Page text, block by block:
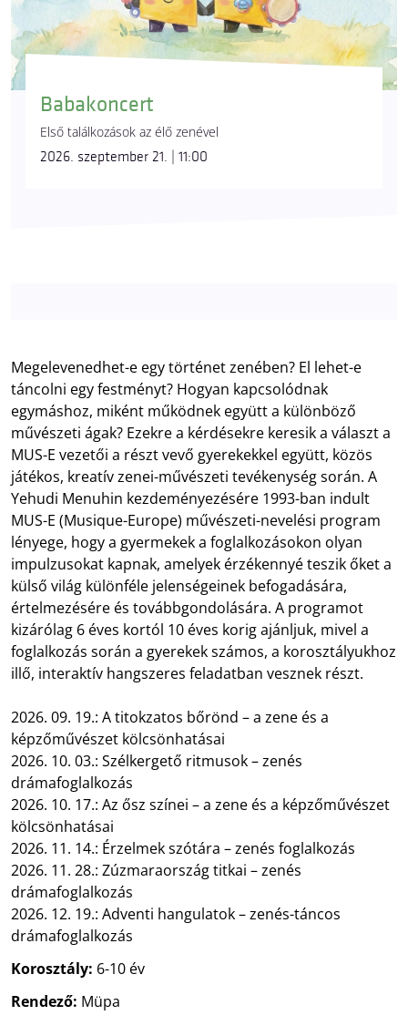
Babakoncert
Első találkozások az élő zenével
2026. szeptember 21. | 11:00
Megelevenedhet-e egy történet zenében? El lehet-e
táncolni egy festményt? Hogyan kapcsolódnak
egymáshoz, miként működnek együtt a különböző
művészeti ágak? Ezekre a kérdésekre keresik a választ a
MUS-E vezetői a részt vevő gyerekekkel együtt, közös
játékos, kreatív zenei-művészeti tevékenység során. A
Yehudi Menuhin kezdeményezésére 1993-ban indult
MUS-E (Musique-Europe) művészeti-nevelési program
lényege, hogy a gyermekek a foglalkozásokon olyan
impulzusokat kapnak, amelyek érzékennyé teszik őket a
külső világ különféle jelenségeinek befogadására,
értelmezésére és továbbgondolására. A programot
kizárólag 6 éves kortól 10 éves korig ajánljuk, mivel a
foglalkozás során a gyerekek számos, a korosztályukhoz
illő, interaktív hangszeres feladatban vesznek részt.
2026. 09. 19.: A titokzatos bőrönd – a zene és a
képzőművészet kölcsönhatásai
2026. 10. 03.: Szélkergető ritmusok – zenés
drámafoglalkozás
2026. 10. 17.: Az ősz színei – a zene és a képzőművészet
kölcsönhatásai
2026. 11. 14.: Érzelmek szótára – zenés foglalkozás
2026. 11. 28.: Zúzmaraország titkai – zenés
drámafoglalkozás
2026. 12. 19.: Adventi hangulatok – zenés-táncos
drámafoglalkozás
Korosztály: 6-10 év
Rendező: Müpa